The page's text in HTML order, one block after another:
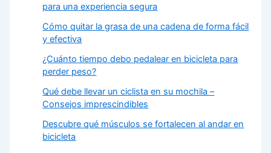
para una experiencia segura
Cómo quitar la grasa de una cadena de forma fácil
y efectiva
¿Cuánto tiempo debo pedalear en bicicleta para
perder peso?
Qué debe llevar un ciclista en su mochila –
Consejos imprescindibles
Descubre qué músculos se fortalecen al andar en
bicicleta